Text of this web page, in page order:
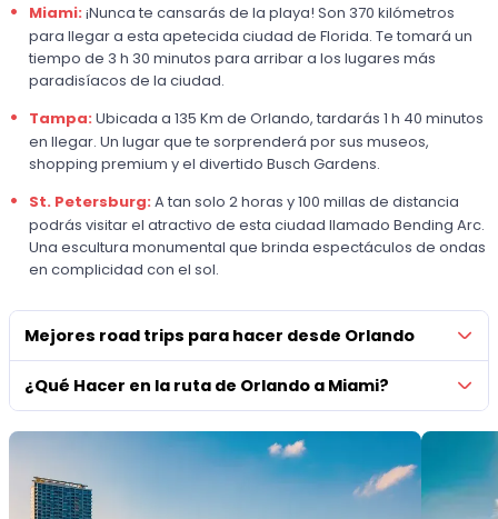
Miami: ¡Nunca te cansarás de la playa! Son 370 kilómetros
para llegar a esta apetecida ciudad de Florida. Te tomará un
tiempo de 3 h 30 minutos para arribar a los lugares más
paradisíacos de la ciudad.
Tampa: Ubicada a 135 Km de Orlando, tardarás 1 h 40 minutos
en llegar. Un lugar que te sorprenderá por sus museos,
shopping premium y el divertido Busch Gardens.
St. Petersburg: A tan solo 2 horas y 100 millas de distancia
podrás visitar el atractivo de esta ciudad llamado Bending Arc.
Una escultura monumental que brinda espectáculos de ondas
en complicidad con el sol.
Mejores road trips para hacer desde Orlando
¿Qué Hacer en la ruta de Orlando a Miami?